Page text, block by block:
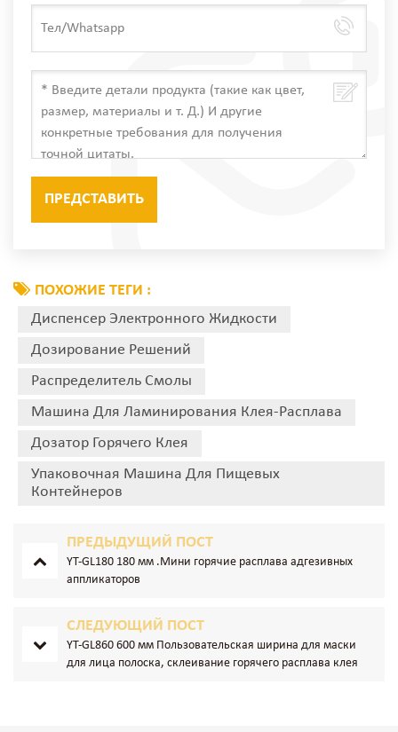
ПОХОЖИЕ ТЕГИ :
Диспенсер Электронного Жидкости
Дозирование Решений
Распределитель Смолы
Машина Для Ламинирования Клея-Расплава
Дозатор Горячего Клея
Упаковочная Машина Для Пищевых
Контейнеров
ПРЕДЫДУЩИЙ ПОСТ
YT-GL180 180 мм .Мини горячие расплава адгезивных
аппликаторов
СЛЕДУЮЩИЙ ПОСТ
YT-GL860 600 мм Пользовательская ширина для маски
для лица полоска, склеивание горячего расплава клея